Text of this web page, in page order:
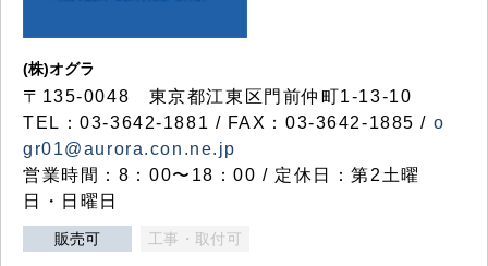
(株)オグラ
〒135-0048 東京都江東区門前仲町1-13-10
TEL：03-3642-1881 / FAX：03-3642-1885 / o
gr01@aurora.con.ne.jp
営業時間：8：00〜18：00 / 定休日：第2土曜
日・日曜日
販売可 工事・取付可